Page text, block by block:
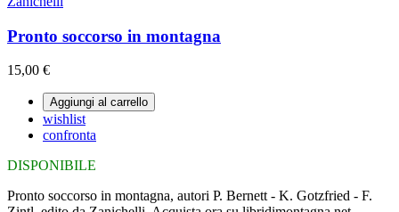
Pronto soccorso in montagna
15,00 €
Aggiungi al carrello
wishlist
confronta
DISPONIBILE
Pronto soccorso in montagna, autori P. Bernett - K. Gotzfried - F.